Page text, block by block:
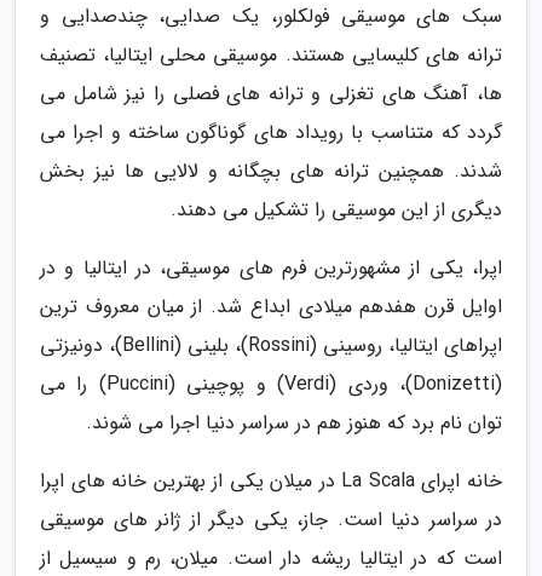
سبک های موسیقی فولکلور، یک صدایی، چندصدایی و
ترانه های کلیسایی هستند. موسیقی محلی ایتالیا، تصنیف
ها، آهنگ های تغزلی و ترانه های فصلی را نیز شامل می
گردد که متناسب با رویداد های گوناگون ساخته و اجرا می
شدند. همچنین ترانه های بچگانه و لالایی ها نیز بخش
دیگری از این موسیقی را تشکیل می دهند.
اپرا، یکی از مشهورترین فرم های موسیقی، در ایتالیا و در
اوایل قرن هفدهم میلادی ابداع شد. از میان معروف ترین
اپراهای ایتالیا، روسینی (Rossini)، بلینی (Bellini)، دونیزتی
(Donizetti)، وردی (Verdi) و پوچینی (Puccini) را می
توان نام برد که هنوز هم در سراسر دنیا اجرا می شوند.
خانه اپرای La Scala در میلان یکی از بهترین خانه های اپرا
در سراسر دنیا است. جاز، یکی دیگر از ژانر های موسیقی
است که در ایتالیا ریشه دار است. میلان، رم و سیسیل از